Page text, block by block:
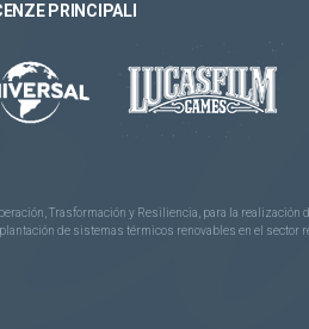
PRINCIPALI
Trasformación y Resiliencia, para la
de sistemas térmicos renovables en el